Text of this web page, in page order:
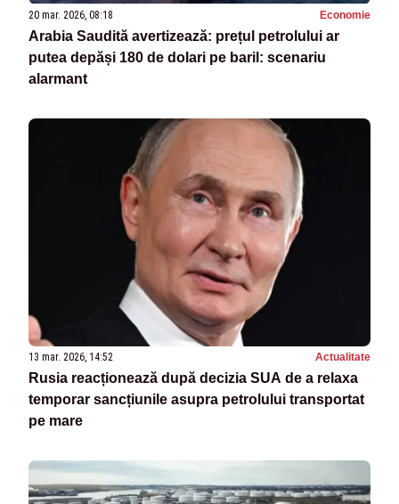
20 mar. 2026, 08:18 Economie
Arabia Saudită avertizează: prețul petrolului ar
putea depăși 180 de dolari pe baril: scenariu
alarmant
13 mar. 2026, 14:52 Actualitate
Rusia reacționează după decizia SUA de a relaxa
temporar sancțiunile asupra petrolului transportat
pe mare